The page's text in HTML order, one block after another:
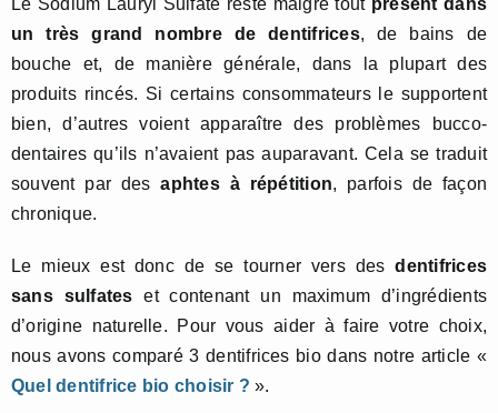
Le Sodium Lauryl Sulfate reste malgré toutprésent dans
un très grand nombre de dentifrices, de bains de
bouche et, de manière générale, dans la plupart des
produits rincés. Si certains consommateurs le supportent
bien, d’autres voient apparaître des problèmes bucco-
dentaires qu’ils n’avaient pas auparavant. Cela se traduit
souvent par desaphtes à répétition, parfois de façon
chronique.
Le mieux est donc de se tourner vers desdentifrices
sans sulfates et contenant un maximum d’ingrédients
d’origine naturelle. Pour vous aider à faire votre choix,
nous avons comparé 3 dentifrices bio dans notre article «
Quel dentifrice bio choisir ? ».